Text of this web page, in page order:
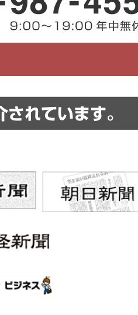
れています。